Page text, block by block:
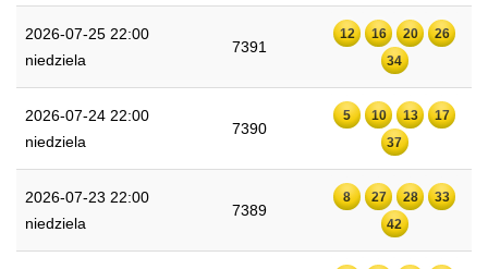
2026-07-25 22:00
niedziela
7391
12 16 20
26
34
2026-07-24 22:00
niedziela
7390
5 10 13
17
37
2026-07-23 22:00
niedziela
7389
8 27 28
33
42